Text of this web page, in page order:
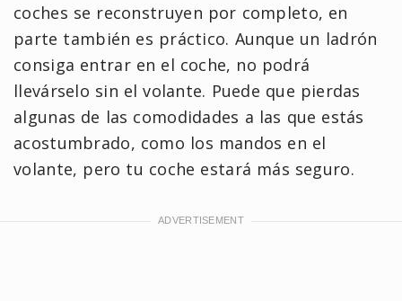
coches se reconstruyen por completo, en
parte también es práctico. Aunque un ladrón
consiga entrar en el coche, no podrá
llevárselo sin el volante. Puede que pierdas
algunas de las comodidades a las que estás
acostumbrado, como los mandos en el
volante, pero tu coche estará más seguro.